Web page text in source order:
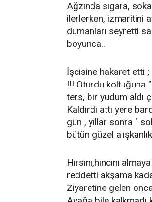
Ağzında sigara,
ilerlerken, izmaritini
dumanları seyretti
boyunca..
İşcisine hakaret etti
!!! Oturdu koltuğuna
ters, bir yudum aldı
Kaldırdı attı yere
gün , yıllar sonra "
bütün güzel
Hırsını,hıncını
reddetti akşama
Ziyaretine gelen